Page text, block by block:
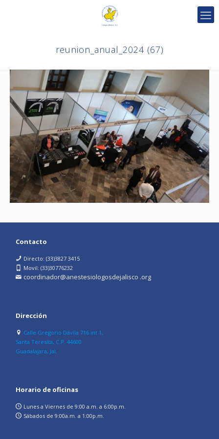
reunion_anual_2024 (67)
Contacto
Directo: (33)3827 3415
Movil: (33)30776232
coordinador@anestesiologosdejalisco .org
Dirección
Calle Gregorio Dávila 716 int 1,
Santa Teresita, C.P. 44600
Guadalajara, Jal.
Horario de oficinas
Lunes a Viernes de 9:00 a.m. a 6:00p.m.
Sábados de 9:00a.m. a 1:00p.m.